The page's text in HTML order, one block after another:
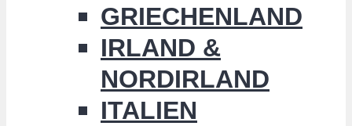
GRIECHENLAND
IRLAND &
NORDIRLAND
ITALIEN